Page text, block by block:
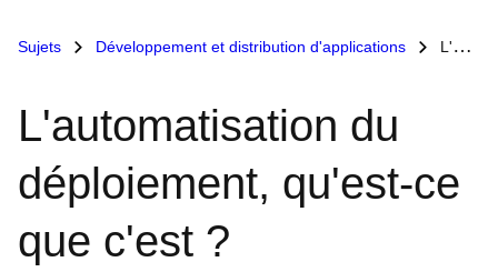
Sujets Développement et distribution d'applications L'automatisation du déploiement, qu'est-ce que c'est ?
L'automatisation du
déploiement, qu'est-ce
que c'est ?